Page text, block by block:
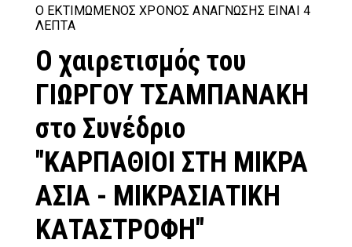
Ο ΕΚΤΙΜΏΜΕΝΟΣ ΧΡΌΝΟΣ ΑΝΆΓΝΩΣΗΣ ΕΊΝΑΙ 4
ΛΕΠΤΆ
Ο χαιρετισμός του
ΓΙΩΡΓΟΥ ΤΣΑΜΠΑΝΑΚΗ
στο Συνέδριο
"ΚΑΡΠΑΘΙΟΙ ΣΤΗ ΜΙΚΡΑ
ΑΣΙΑ - ΜΙΚΡΑΣΙΑΤΙΚΗ
ΚΑΤΑΣΤΡΟΦΗ"